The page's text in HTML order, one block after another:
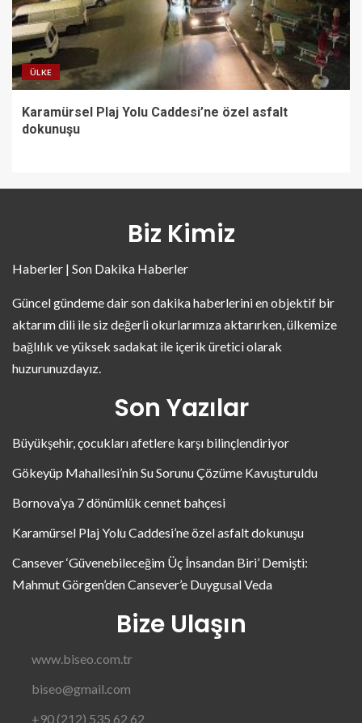
ÜLKE
Karamürsel Plaj Yolu Caddesi’ne özel asfalt
dokunuşu
Biz Kimiz
Haberler | Son Dakika Haberler
Güncel gündeme dair son dakika haberlerini en objektif bir
aktarım dili ile siz değerli okurlarımıza aktarırken, ülkemize
bağlılık ve yüksek sadakat ile içerik üretici olarak
huzurunuzdayız.
Son Yazılar
Büyükşehir, çocukları afetlere karşı bilinçlendiriyor
Gökeyüp Mahallesi’nin Su Sorunu Çözüme Kavuşturuldu
Bornova’ya 7 dönümlük cennet bahçesi
Karamürsel Plaj Yolu Caddesi’ne özel asfalt dokunuşu
Cansever ‘Güvenebileceğim Üç İnsandan Biri’ Demişti:
Mahmut Görgen’den Cansever’e Duygusal Veda
Bize Ulaşın
www.biseo.com.tr
biseo@gmail.com
+90 (212) 535 62 62